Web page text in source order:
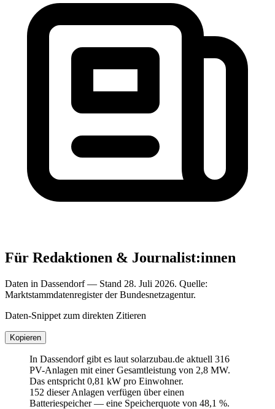
Für Redaktionen & Journalist:innen
Daten in Dassendorf — Stand 28. Juli 2026. Quelle:
Marktstammdatenregister der Bundesnetzagentur.
Daten-Snippet zum direkten Zitieren
Kopieren
In Dassendorf gibt es laut solarzubau.de aktuell 316
PV-Anlagen mit einer Gesamtleistung von 2,8 MW.
Das entspricht 0,81 kW pro Einwohner.
152 dieser Anlagen verfügen über einen
Batteriespeicher — eine Speicherquote von 48,1 %.